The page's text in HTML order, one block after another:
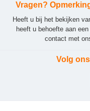
Vragen?
Heeft u bij het bekijken
heeft u behoefte aan
contact met
Volg